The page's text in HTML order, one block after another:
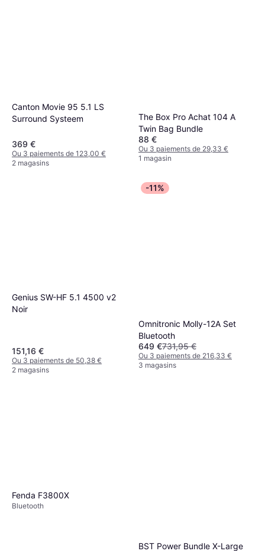
Canton Movie 95 5.1 LS
Surround Systeem
369 €
Ou 3 paiements de 123,00 €
2 magasins
The Box Pro Achat 104 A
Twin Bag Bundle
88 €
Ou 3 paiements de 29,33 €
1 magasin
Genius SW-HF 5.1 4500 v2
Noir
151,16 €
Ou 3 paiements de 50,38 €
2 magasins
-11%
Omnitronic Molly-12A Set
Bluetooth
649 €731,95 €
Ou 3 paiements de 216,33 €
3 magasins
Fenda F3800X
Bluetooth
BST Power Bundle X-Large